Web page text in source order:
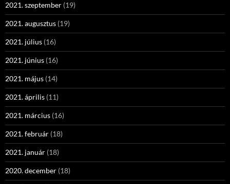
2021. szeptember (19)
2021. augusztus (19)
2021. július (16)
2021. június (16)
2021. május (14)
2021. április (11)
2021. március (16)
2021. február (18)
2021. január (18)
2020. december (18)